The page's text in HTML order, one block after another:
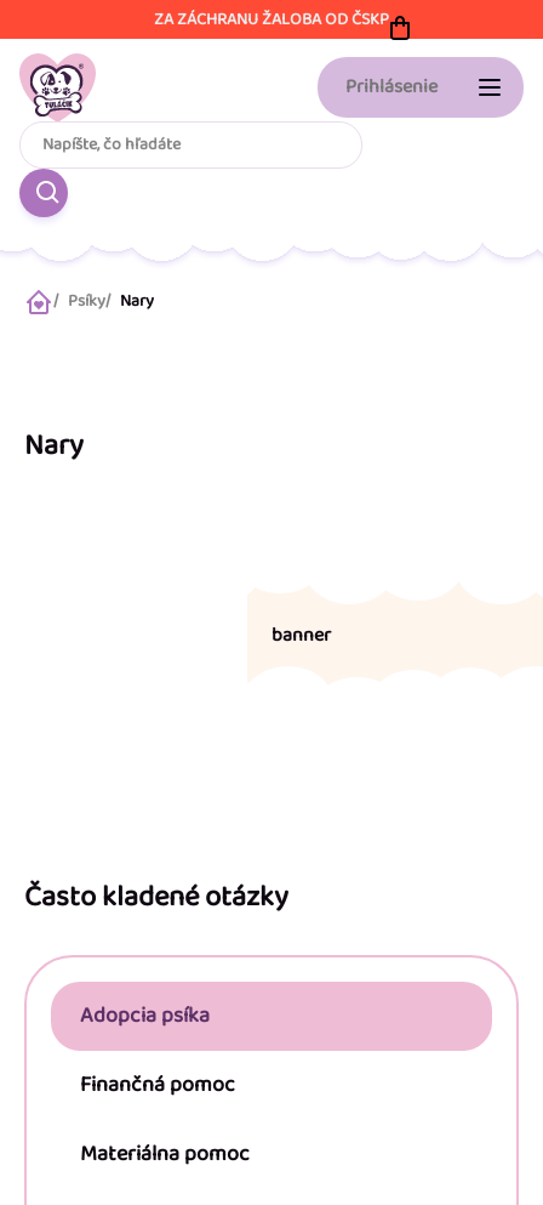
na
obsah
ZA ZÁCHRANU ŽALOBA OD ČSKP
Prihlásenie
DomovPsíky Nary
Nary
banner
Často kladené otázky
Adopcia psíka
Finančná pomoc
Materiálna pomoc